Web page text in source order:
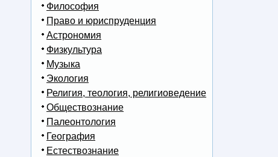
Философия
Право и юриспруденция
Астрономия
Физкультура
Музыка
Экология
Религия, теология, религиоведение
Обществознание
Палеонтология
География
Естествознание